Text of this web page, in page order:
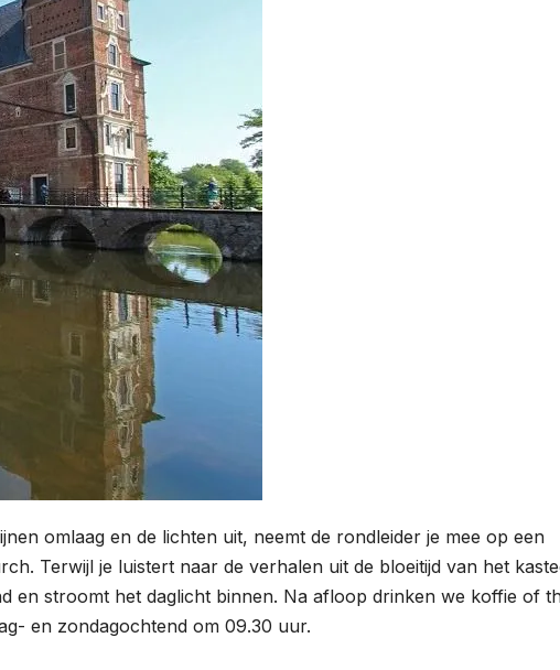
omlaag en de lichten uit, neemt de rondleider je mee op een
Terwijl je luistert naar de verhalen uit de bloeitijd van het
en stroomt het daglicht binnen. Na afloop drinken we koffie of
en zondagochtend om 09.30 uur.